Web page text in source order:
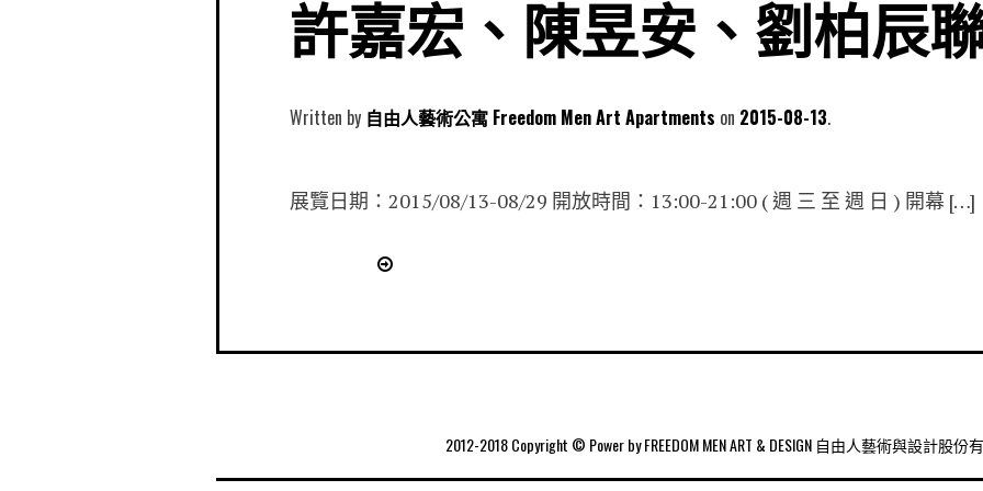
許嘉宏、陳昱安、劉柏辰
Written by 自由人藝術公寓 Freedom Men Art Apartments 2015-08-13
展覽日期：2015/08/13-08/29 開放時間：13:00-21:00 ( 週 三 至 週 日 ) 開幕 […]
2012-2018 Copyright © Power by FREEDOM MEN ART & DESIGN 自由人藝術與設計股份